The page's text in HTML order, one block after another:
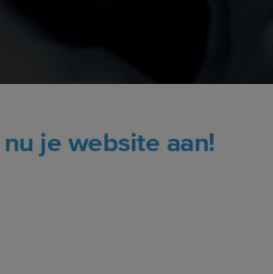
je website aan!